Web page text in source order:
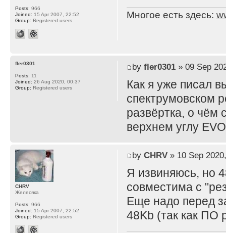
Многое есть здесь:
Posts: 966
Joined: 15 Apr 2007, 22:52
Group: Registered users
by fler0301» 09 Sep
Как я уже писал
спектрумовском
развёртка, о чём
верхнем углу
fler0301
Posts: 11
Joined: 26 Aug 2020, 00:37
Group: Registered users
by CHRV» 10 Sep
Я извиняюсь, но
совместима с
Еще надо перед
48Kb (так как ПО
CHRV
Желесяка
Posts: 966
Joined: 15 Apr 2007, 22:52
Group: Registered users